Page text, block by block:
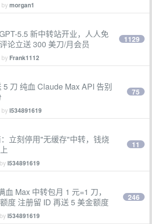
bymorgan1
5.5 新中转站开业，人人免
论立送 300 美刀/月会员
by Frank1112
1129
5 刀 纯血 Claude Max API 告别
byl534891619
75
立刻停用"无缓存"中转，钱烧
l534891619
11
Max 中转包月 1 元=1 刀，
度 注册留 ID 再送 5 美金额度
l534891619
246